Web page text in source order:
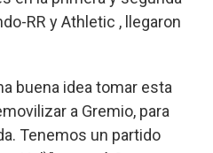
RR y Athletic , llegaron
buena idea tomar esta
a Gremio, para
Tenemos un partido